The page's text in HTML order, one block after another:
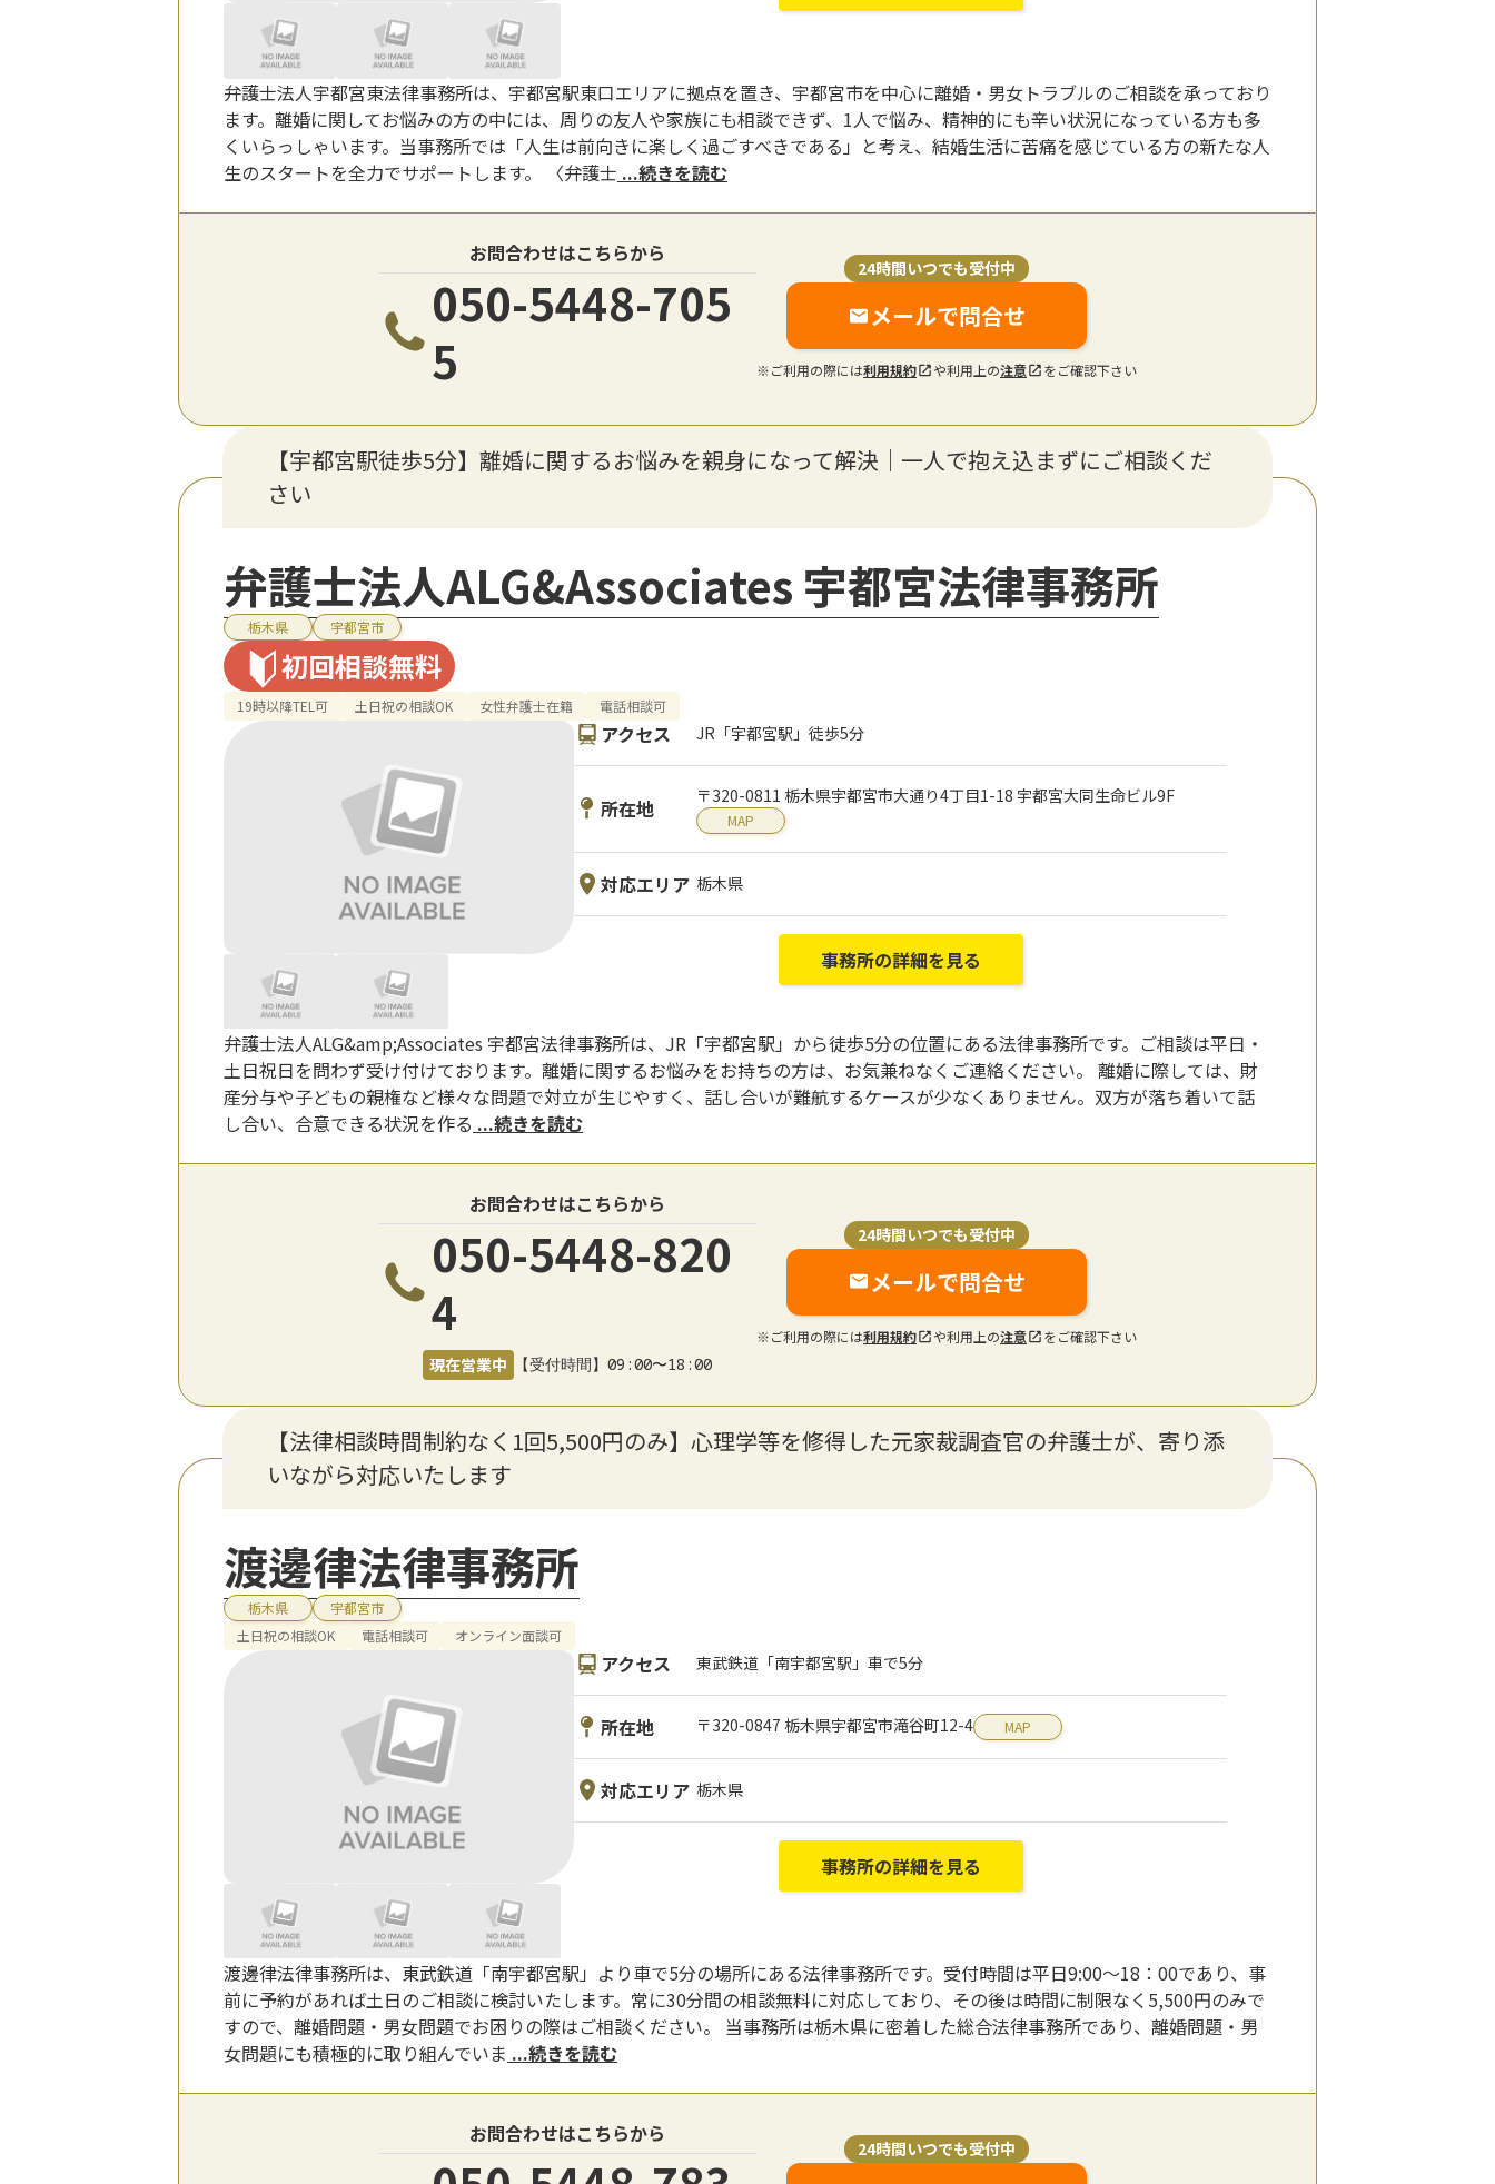
弁護士法人宇都宮東法律事務所は、宇都宮駅東口エリアに拠点を置き、宇都宮市を中心に離婚・男女トラブルのご相談を承っており
ます。離婚に関してお悩みの方の中には、周りの友人や家族にも相談できず、1人で悩み、精神的にも辛い状況になっている方も多
くいらっしゃいます。当事務所では「人生は前向きに楽しく過ごすべきである」と考え、結婚生活に苦痛を感じている方の新たな人
生のスタートを全力でサポートします。 〈弁護士 ...続きを読む
お問合わせはこちらから
050-5448-705
5
24時間いつでも受付中
メールで問合せ
※ご利用の際には利用規約 や利用上の注意 をご確認下さい
【宇都宮駅徒歩5分】離婚に関するお悩みを親身になって解決｜一人で抱え込まずにご相談くだ
さい
弁護士法人ALG&Associates 宇都宮法律事務所
栃木県 宇都宮市
初回相談無料
19時以降TEL可 土日祝の相談OK 女性弁護士在籍 電話相談可
アクセス JR「宇都宮駅」徒歩5分
所在地
〒320-0811 栃木県宇都宮市大通り4丁目1-18 宇都宮大同生命ビル9F
MAP
対応エリア 栃木県
事務所の詳細を見る
弁護士法人ALG&amp;Associates 宇都宮法律事務所は、JR「宇都宮駅」から徒歩5分の位置にある法律事務所です。ご相談は平日・
土日祝日を問わず受け付けております。離婚に関するお悩みをお持ちの方は、お気兼ねなくご連絡ください。 離婚に際しては、財
産分与や子どもの親権など様々な問題で対立が生じやすく、話し合いが難航するケースが少なくありません。双方が落ち着いて話
し合い、合意できる状況を作る ...続きを読む
お問合わせはこちらから
050-5448-820
4
現在営業中 【受付時間】09:00〜18:00
24時間いつでも受付中
メールで問合せ
※ご利用の際には利用規約 や利用上の注意 をご確認下さい
【法律相談時間制約なく1回5,500円のみ】心理学等を修得した元家裁調査官の弁護士が、寄り添
いながら対応いたします
渡邊律法律事務所
栃木県
宇都宮市
土日祝の相談OK
電話相談可 オンライン面談可
アクセス 東武鉄道「南宇都宮駅」車で5分
所在地 〒320-0847 栃木県宇都宮市滝谷町12-4 MAP
対応エリア 栃木県
事務所の詳細を見る
渡邊律法律事務所は、東武鉄道「南宇都宮駅」より車で5分の場所にある法律事務所です。受付時間は平日9:00～18：00であり、事
前に予約があれば土日のご相談に検討いたします。常に30分間の相談無料に対応しており、その後は時間に制限なく5,500円のみで
すので、離婚問題・男女問題でお困りの際はご相談ください。 当事務所は栃木県に密着した総合法律事務所であり、離婚問題・男
女問題にも積極的に取り組んでいま ...続きを読む
お問合わせはこちらから
24時間いつでも受付中